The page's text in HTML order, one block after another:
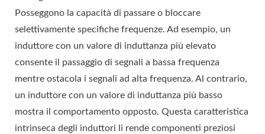
Posseggono la capacità di passare o bloccare
selettivamente specifiche frequenze. Ad esempio, un
induttore con un valore di induttanza più elevato
consente il passaggio di segnali a bassa frequenza
mentre ostacola i segnali ad alta frequenza. Al contrario,
un induttore con un valore di induttanza più basso
mostra il comportamento opposto. Questa caratteristica
intrinseca degli induttori li rende componenti preziosi